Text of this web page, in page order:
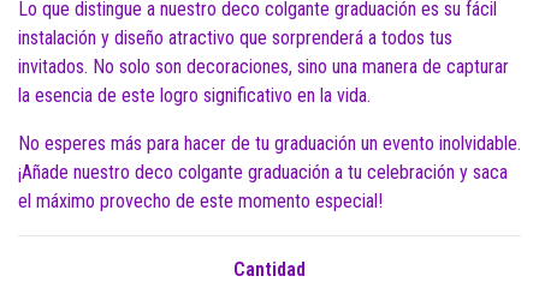
Lo que distingue a nuestro deco colgante graduación es su fácil
instalación y diseño atractivo que sorprenderá a todos tus
invitados. No solo son decoraciones, sino una manera de capturar
la esencia de este logro significativo en la vida.
No esperes más para hacer de tu graduación un evento inolvidable.
¡Añade nuestro deco colgante graduación a tu celebración y saca
el máximo provecho de este momento especial!
Cantidad